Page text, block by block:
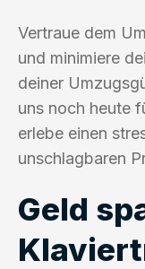
Vertraue dem
und minimiere
deiner
uns noch heute
erlebe einen
unschlagbaren
Geld